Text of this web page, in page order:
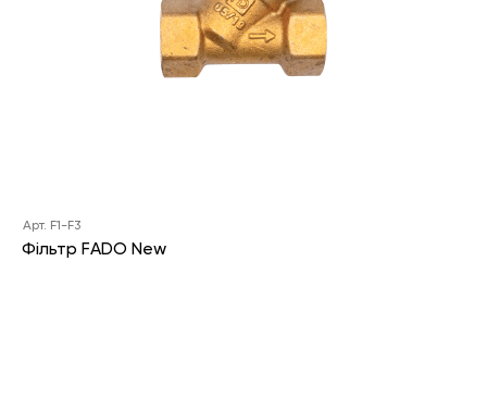
Арт. F1-F3
Фільтр FADO New